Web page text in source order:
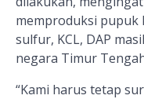
memproduksi pupuk
sulfur, KCL, DAP
negara Timur
“Kami harus tetap